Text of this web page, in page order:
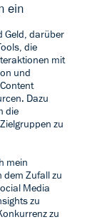
ein
Geld, darüber
die
mit
und
Dazu
die
zu
mein
dem Zufall zu
Media
zu
zu